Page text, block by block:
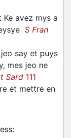
avez mys a
S Fran
say et puys
mes jeo ne
Sard 111
et mettre en
: